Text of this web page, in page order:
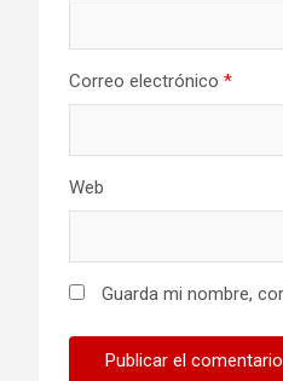
Correo electrónico *
Web
Guarda mi nombre,